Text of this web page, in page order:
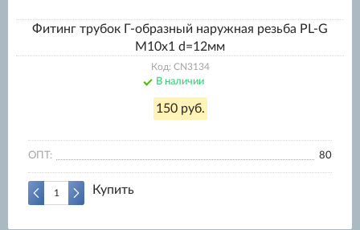
Фитинг трубок Г-образный наружная резьба PL-G
M10x1 d=12мм
Код: CN3134
В наличии
150 руб.
ОПТ: 80
Купить